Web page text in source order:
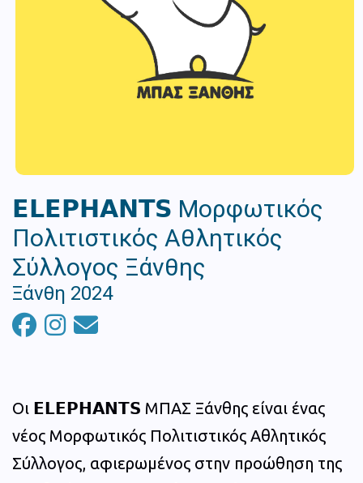
𝗘𝗟𝗘𝗣𝗛𝗔𝗡𝗧𝗦 Μορφωτικός
Πολιτιστικός Αθλητικός
Σύλλογος Ξάνθης
Ξάνθη 2024
Οι 𝗘𝗟𝗘𝗣𝗛𝗔𝗡𝗧𝗦 ΜΠΑΣ Ξάνθης είναι ένας
νέος Μορφωτικός Πολιτιστικός Αθλητικός
Σύλλογος, αφιερωμένος στην προώθηση της